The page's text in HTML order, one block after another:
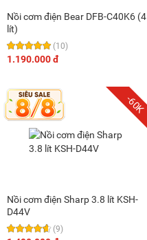
Nồi cơm điện Bear DFB-C40K6 (4
lít)
(10)
1.190.000 đ
-60K
Nồi cơm điện Sharp 3.8 lít KSH-
D44V
(9)